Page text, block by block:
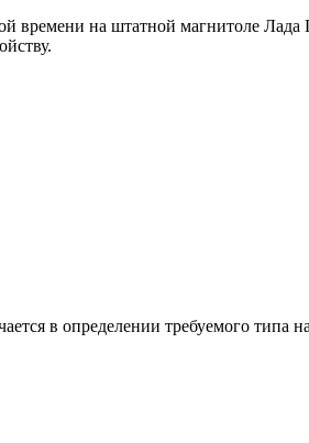
времени на штатной магнитоле
в определении требуемого типа